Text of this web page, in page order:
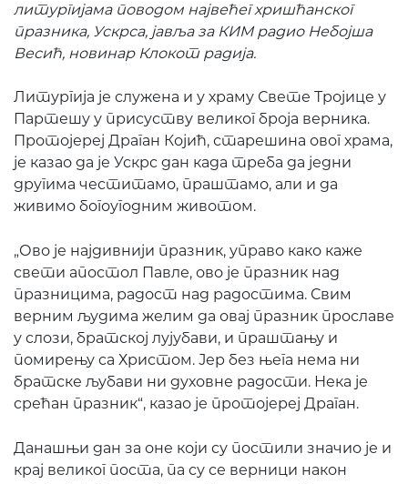
литургијама поводом највећег хришћанског
празника, Ускрса, јавља за КИМ радио Небојша
Весић, новинар Клокот радија.
Литургија је служена и у храму Свете Тројице у
Партешу у присуству великог броја верника.
Протојереј Драган Којић, старешина овог храма,
је казао да је Ускрс дан када треба да једни
другима честитамо, праштамо, али и да
живимо богоугодним животом.
„Ово је најдивнији празник, управо како каже
свети апостол Павле, ово је празник над
празницима, радост над радостима. Свим
верним људима желим да овај празник прославе
у слози, братској лујубави, и праштању и
помирењу са Христом. Јер без њега нема ни
братске љубави ни духовне радости. Нека је
срећан празник“, казао је протојереј Драган.
Данашњи дан за оне који су постили значио је и
крај великог поста, па су се верници након